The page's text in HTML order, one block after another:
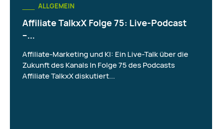
ALLGEMEIN
Affiliate TalkxX Folge 75: Live-Podcast
–...
Affiliate-Marketing und KI: Ein Live-Talk über die
Zukunft des Kanals In Folge 75 des Podcasts
Affiliate TalkxX diskutiert...